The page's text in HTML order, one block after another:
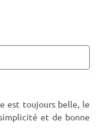
est toujours belle, le
et de bonne